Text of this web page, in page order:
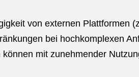
von externen Plattformen
bei hochkomplexen
können mit zunehmender